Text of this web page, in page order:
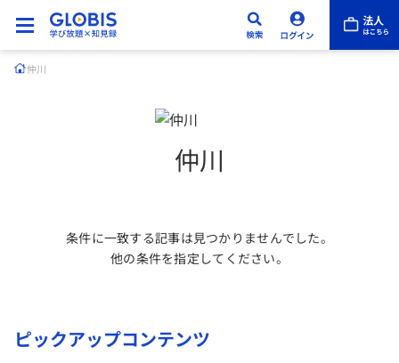
仲川
仲川
条件に一致する記事は見つかりませんでした。
他の条件を指定してください。
ピックアップコンテンツ